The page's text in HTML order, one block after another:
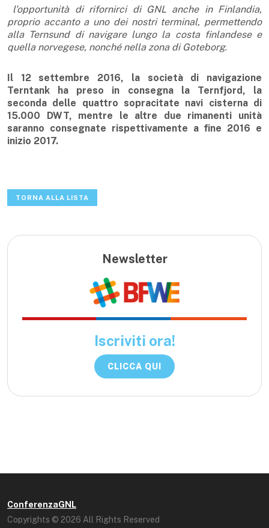
l'opportunità di rifornirci di GNL anche in Finlandia,
proprio accanto a uno dei nostri terminal, permettendo
alla Ternsund di navigare lungo la costa finlandese e
quella norvegese, nonché nella zona di Goteborg.
Il 12 settembre 2016, la società di navigazione
Terntank ha preso in consegna la Ternfjord, la
seconda delle quattro sopracitate navi cisterna di
15.000 DWT, mentre le altre due rimanenti unità
saranno consegnate rispettivamente a fine 2016 e
inizio 2017.
TORNA ALLA LISTA
Newsletter
Iscriviti ora!
CLICCA QUI
ConferenzaGNL
Copyrights © 2026 All Rights Reserved